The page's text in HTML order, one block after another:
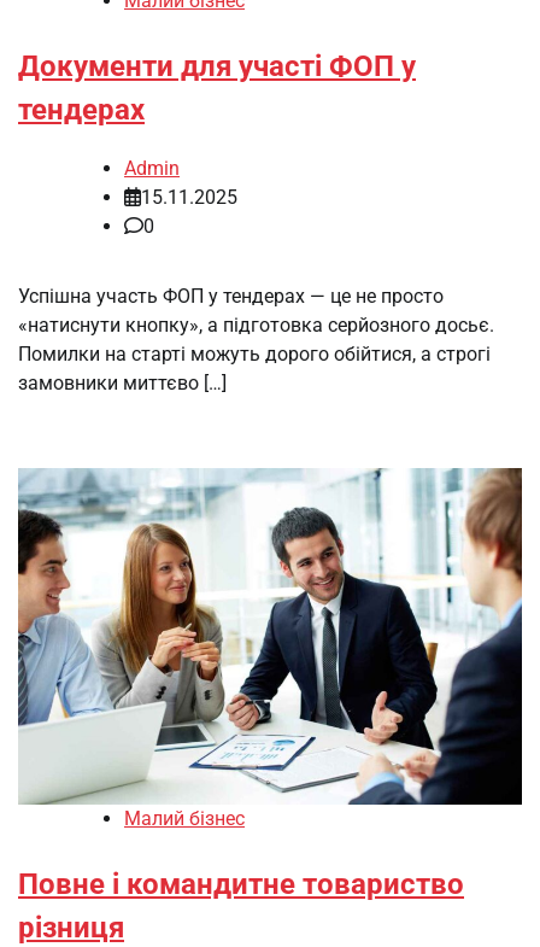
Документи для участі ФОП у
тендерах
Admin
15.11.2025
0
Успішна участь ФОП у тендерах — це не просто
«натиснути кнопку», а підготовка серйозного досьє.
Помилки на старті можуть дорого обійтися, а строгі
замовники миттєво […]
Малий бізнес
Повне і командитне товариство
різниця